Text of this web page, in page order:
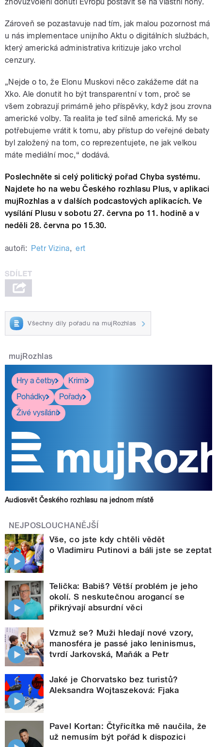
Zároveň se pozastavuje nad tím, jak malou pozornost má
u nás implementace unijního Aktu o digitálních službách,
který americká administrativa kritizuje jako vrchol
cenzury.
„Nejde o to, že Elonu Muskovi něco zakážeme dát na
Xko. Ale donutit ho být transparentní v tom, proč se
všem zobrazují primárně jeho příspěvky, když jsou zrovna
americké volby. Ta realita je teď silně americká. My se
potřebujeme vrátit k tomu, aby přístup do veřejné debaty
byl založený na tom, co reprezentujete, ne jak velkou
máte mediální moc,“ dodává.
Poslechněte si celý politický pořad Chyba systému.
Najdete ho na webu Českého rozhlasu Plus, v aplikaci
mujRozhlas a v dalších podcastových aplikacích. Ve
vysílání Plusu v sobotu 27. června po 11. hodině a v
neděli 28. června po 15.30.
autoři: Petr Vizina, ert
Všechny díly pořadu na mujRozhlas
mujRozhlas
Hry a četby
Krimi
Pohádky
Pořady
Živé vysílání
Audiosvět Českého rozhlasu na jednom místě
NEJPOSLOUCHANĚJŠÍ
Vše, co jste kdy chtěli vědět
o Vladimiru Putinovi a báli jste se zeptat
Telička: Babiš? Větší problém je jeho
okolí. S neskutečnou arogancí se
přikrývají absurdní věci
Vzmuž se? Muži hledají nové vzory,
manosféra je passé jako leninismus,
tvrdí Jarkovská, Maňák a Petr
Jaké je Chorvatsko bez turistů?
Aleksandra Wojtaszeková: Fjaka
Pavel Kortan: Čtyřicítka mě naučila, že
už nemusím být pořád k dispozici